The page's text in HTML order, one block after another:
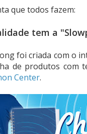
que todos fazem:
tem a
foi criada com o
de produtos com
Center.